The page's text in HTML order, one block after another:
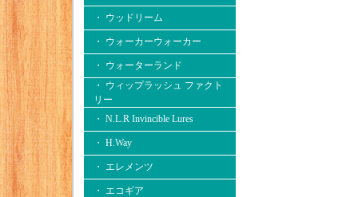
・ ウッドリーム
・ ウォーカーウォーカー
・ ウォーターランド
・ ウィップラッシュ ファクト
リー
・ N.L.R Invincible Lures
・ H.Way
・ エレメンツ
・ エコギア